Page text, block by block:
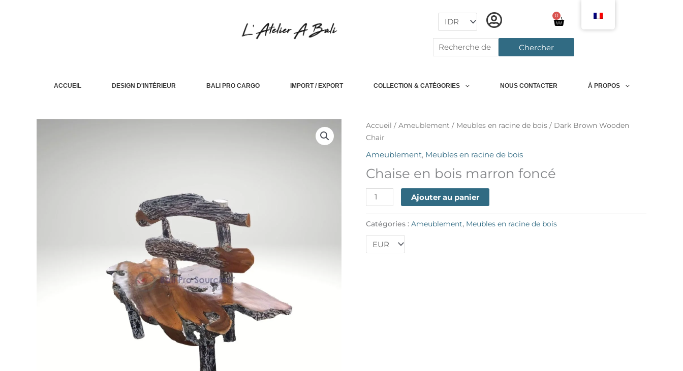
0
Chariot
Rechercher: Chercher
ACCUEIL DESIGN D'INTÉRIEUR BALI PRO CARGO IMPORT / EXPORT COLLECTION & CATÉGORIES NOUS CONTACTER À PROPOS
Accueil / Ameublement / Meubles en racine de bois / Dark Brown Wooden
Chair
Ameublement, Meubles en racine de bois
Chaise en bois marron foncé
quantité
de
Wooden
Ajouter au panier
Catégories : Ameublement, Meubles en racine de bois